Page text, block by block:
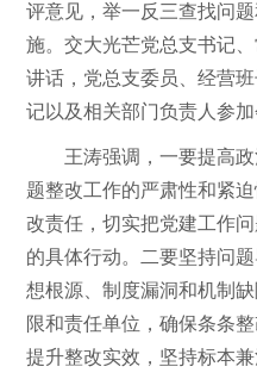
评意见，举一反三查找问
施。交大光芒党总支书记
讲话，党总支委员、经营
记以及相关部门负责人参加
王涛强调，一要提高
题整改工作的严肃性和紧
改责任，切实把党建工作
的具体行动。二要坚持问
想根源、制度漏洞和机制
限和责任单位，确保条条
提升整改实效，坚持标本